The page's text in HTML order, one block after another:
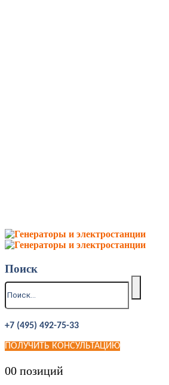
Поиск
+7 (495) 492-75-33
ПОЛУЧИТЬ КОНСУЛЬТАЦИЮ
00 позиций